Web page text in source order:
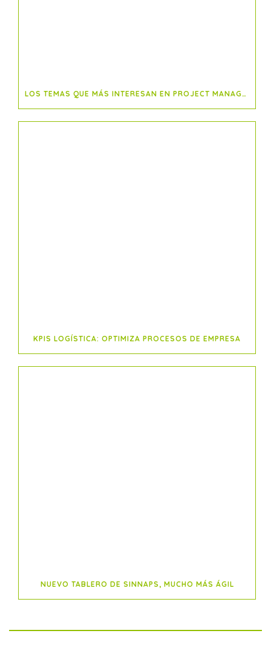
LOS TEMAS QUE MÁS INTERESAN EN PROJECT MANAGEMENT
KPIS LOGÍSTICA: OPTIMIZA PROCESOS DE EMPRESA
NUEVO TABLERO DE SINNAPS, MUCHO MÁS ÁGIL